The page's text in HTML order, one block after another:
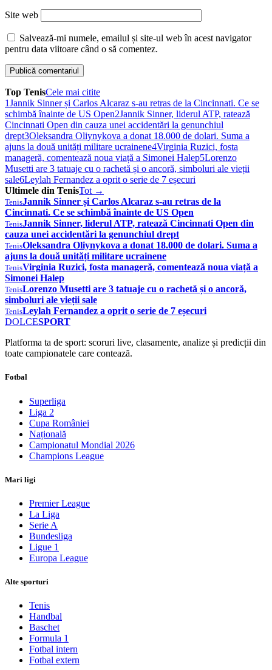
Site web
Salvează-mi numele, emailul și site-ul web în acest navigator
pentru data viitoare când o să comentez.
Top TenisCele mai citite
1Jannik Sinner și Carlos Alcaraz s-au retras de la Cincinnati. Ce se
schimbă înainte de US Open2Jannik Sinner, liderul ATP, ratează
Cincinnati Open din cauza unei accidentări la genunchiul
drept3Oleksandra Oliynykova a donat 18.000 de dolari. Suma a
ajuns la două unități militare ucrainene4Virginia Ruzici, fosta
manageră, comentează noua viață a Simonei Halep5Lorenzo
Musetti are 3 tatuaje cu o rachetă și o ancoră, simboluri ale vieții
sale6Leylah Fernandez a oprit o serie de 7 eșecuri
Ultimele din TenisTot →
TenisJannik Sinner și Carlos Alcaraz s-au retras de la
Cincinnati. Ce se schimbă înainte de US Open
TenisJannik Sinner, liderul ATP, ratează Cincinnati Open din
cauza unei accidentări la genunchiul drept
TenisOleksandra Oliynykova a donat 18.000 de dolari. Suma a
ajuns la două unități militare ucrainene
TenisVirginia Ruzici, fosta manageră, comentează noua viață a
Simonei Halep
TenisLorenzo Musetti are 3 tatuaje cu o rachetă și o ancoră,
simboluri ale vieții sale
TenisLeylah Fernandez a oprit o serie de 7 eșecuri
DOLCESPORT
Platforma ta de sport: scoruri live, clasamente, analize și predicții din
toate campionatele care contează.
Fotbal
Superliga
Liga 2
Cupa României
Națională
Campionatul Mondial 2026
Champions League
Mari ligi
Premier League
La Liga
Serie A
Bundesliga
Ligue 1
Europa League
Alte sporturi
Tenis
Handbal
Baschet
Formula 1
Fotbal intern
Fotbal extern